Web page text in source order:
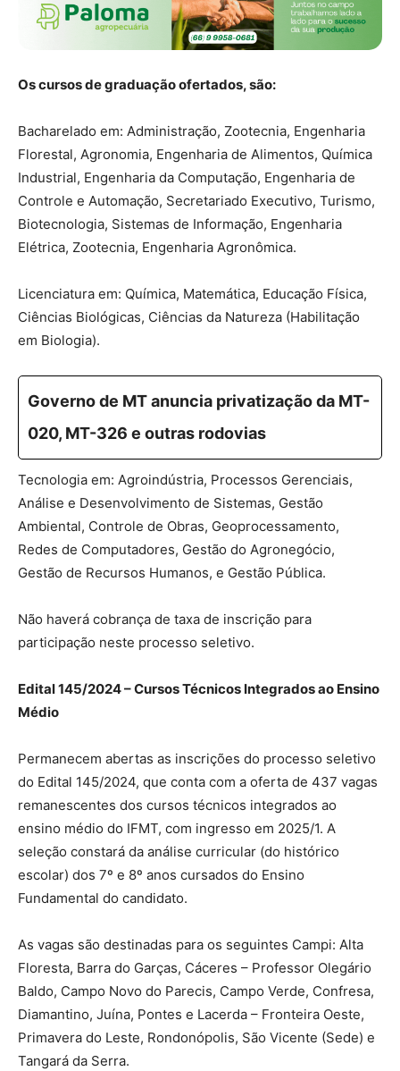
Os cursos de graduação ofertados, são:
Bacharelado em: Administração, Zootecnia, Engenharia
Florestal, Agronomia, Engenharia de Alimentos, Química
Industrial, Engenharia da Computação, Engenharia de
Controle e Automação, Secretariado Executivo, Turismo,
Biotecnologia, Sistemas de Informação, Engenharia
Elétrica, Zootecnia, Engenharia Agronômica.
Licenciatura em: Química, Matemática, Educação Física,
Ciências Biológicas, Ciências da Natureza (Habilitação
em Biologia).
Governo de MT anuncia privatização da MT-
020, MT-326 e outras rodovias
Tecnologia em: Agroindústria, Processos Gerenciais,
Análise e Desenvolvimento de Sistemas, Gestão
Ambiental, Controle de Obras, Geoprocessamento,
Redes de Computadores, Gestão do Agronegócio,
Gestão de Recursos Humanos, e Gestão Pública.
Não haverá cobrança de taxa de inscrição para
participação neste processo seletivo.
Edital 145/2024 – Cursos Técnicos Integrados ao Ensino
Médio
Permanecem abertas as inscrições do processo seletivo
do Edital 145/2024, que conta com a oferta de 437 vagas
remanescentes dos cursos técnicos integrados ao
ensino médio do IFMT, com ingresso em 2025/1. A
seleção constará da análise curricular (do histórico
escolar) dos 7º e 8º anos cursados do Ensino
Fundamental do candidato.
As vagas são destinadas para os seguintes Campi: Alta
Floresta, Barra do Garças, Cáceres – Professor Olegário
Baldo, Campo Novo do Parecis, Campo Verde, Confresa,
Diamantino, Juína, Pontes e Lacerda – Fronteira Oeste,
Primavera do Leste, Rondonópolis, São Vicente (Sede) e
Tangará da Serra.